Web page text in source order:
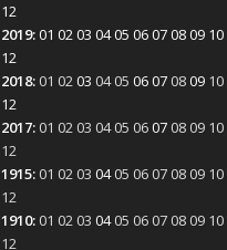
12
2019:01 0203 0405 06070809 10
12
2018: 01 0203 04 05 0607 0809 10
12
2017: 01 02 03 04 05 0607 08 09 10
12
1915: 01 02 03 04 05 06 07 08 09 10
12
1910: 01 02 03 04 05 06 07 08 09 10
12